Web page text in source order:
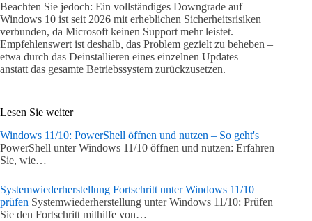
Beachten Sie jedoch: Ein vollständiges Downgrade auf
Windows 10 ist seit 2026 mit erheblichen Sicherheitsrisiken
verbunden, da Microsoft keinen Support mehr leistet.
Empfehlenswert ist deshalb, das Problem gezielt zu beheben –
etwa durch das Deinstallieren eines einzelnen Updates –
anstatt das gesamte Betriebssystem zurückzusetzen.
Lesen Sie weiter
Windows 11/10: PowerShell öffnen und nutzen – So geht's
PowerShell unter Windows 11/10 öffnen und nutzen: Erfahren
Sie, wie…
Systemwiederherstellung Fortschritt unter Windows 11/10
prüfen Systemwiederherstellung unter Windows 11/10: Prüfen
Sie den Fortschritt mithilfe von…